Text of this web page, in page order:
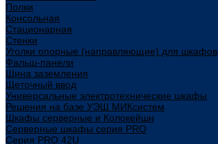
Полки
Консольная
Стационарная
Стенки
Уголки опорные (направляющие) для шкафов
Фальш-панели
Шина заземления
Щеточный ввод
Универсальные электротехнические шкафы
Решения на базе УЭШ МИКсистем
Шкафы серверные и Колокейшн
Серверные шкафы серия PRO
Серия PRO 42U